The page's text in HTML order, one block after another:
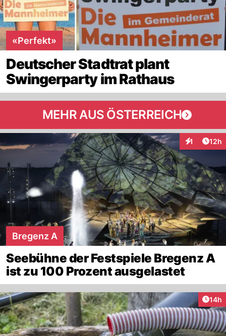
«Perfekt»
Deutscher Stadtrat plant
Swingerparty im Rathaus
MEHR AUS ÖSTERREICH
1 12h
Bregenz A
Seebühne der Festspiele Bregenz A
ist zu 100 Prozent ausgelastet
14h